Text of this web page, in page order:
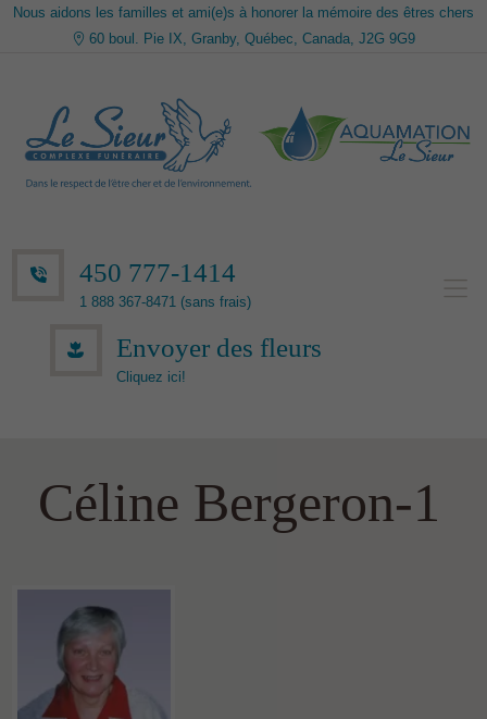
Nous aidons les familles et ami(e)s à honorer la mémoire des êtres chers
60 boul. Pie IX, Granby, Québec, Canada, J2G 9G9
450 777-1414
1 888 367-8471 (sans frais)
Envoyer des fleurs
Cliquez ici!
Céline Bergeron-1